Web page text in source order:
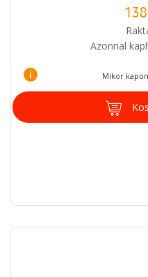
Azonnal
i Mikor